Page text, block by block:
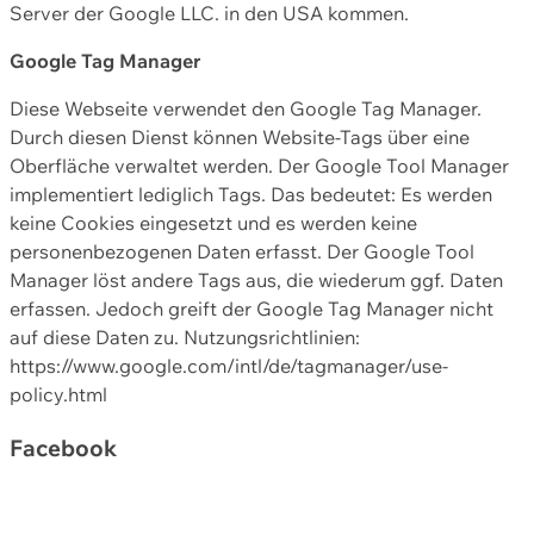
Server der Google LLC. in den USA kommen.
Google Tag Manager
Diese Webseite verwendet den Google Tag Manager.
Durch diesen Dienst können Website-Tags über eine
Oberfläche verwaltet werden. Der Google Tool Manager
implementiert lediglich Tags. Das bedeutet: Es werden
keine Cookies eingesetzt und es werden keine
personenbezogenen Daten erfasst. Der Google Tool
Manager löst andere Tags aus, die wiederum ggf. Daten
erfassen. Jedoch greift der Google Tag Manager nicht
auf diese Daten zu. Nutzungsrichtlinien:
https://www.google.com/intl/de/tagmanager/use-
policy.html
Facebook